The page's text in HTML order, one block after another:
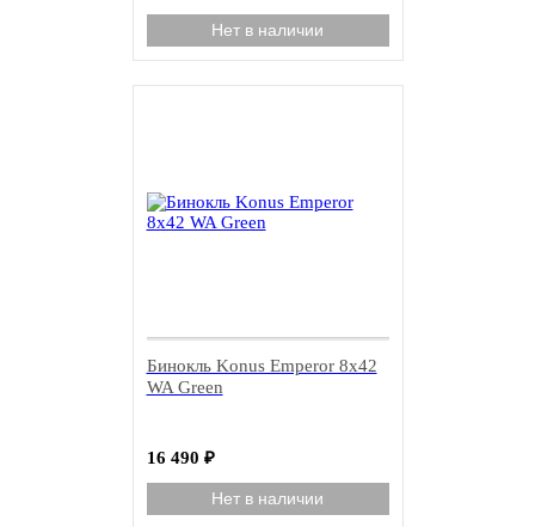
Нет в наличии
Бинокль Konus Emperor 8x42
WA Green
16 490 ₽
Нет в наличии